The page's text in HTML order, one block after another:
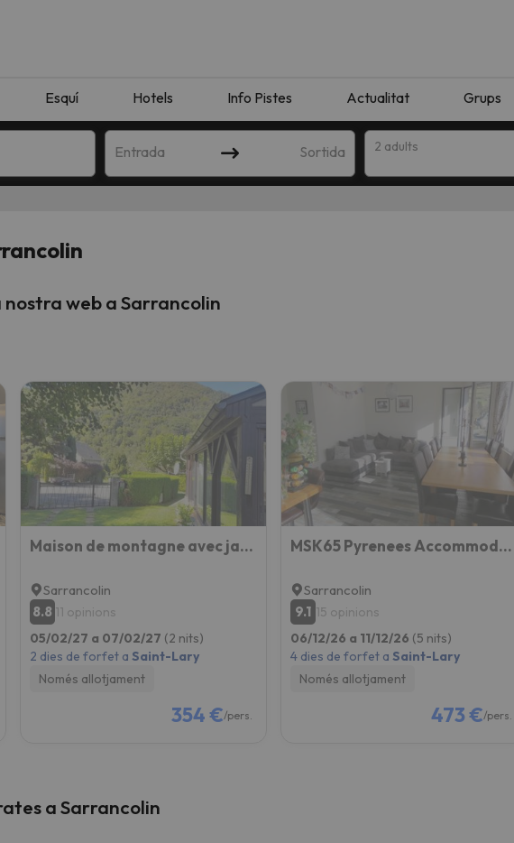
Esquí Hotels Info Pistes Actualitat Grups
Entrada Sortida 2 adults
amb la teva cerca. Intenteu modificar la destinació.
ha perdut el nord. Quan trobi la seva brúixola torna.
web a Sarrancolin
Maison de montagne avec jardin privatif
Sarrancolin
8.8 11 opinions
05/02/27 a 07/02/27 (2 nits)
2 dies de forfet a Saint-Lary
Només allotjament
354 €/pers.
MSK65 Pyrenees Accommodation Sarrancolin
Sarrancolin
9.1 15 opinions
06/12/26 a 11/12/26 (5 nits)
4 dies de forfet a Saint-Lary
Només allotjament
473 €/pers.
a Sarrancolin